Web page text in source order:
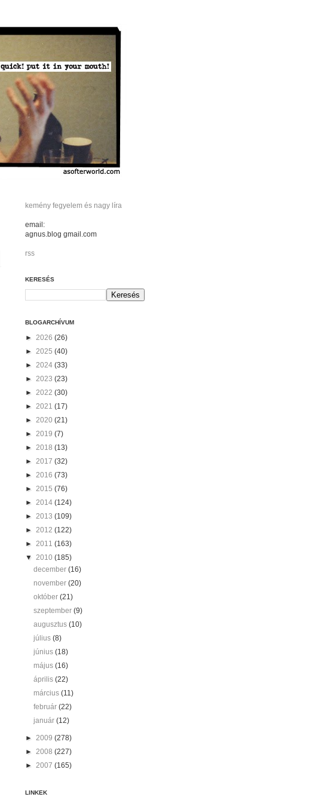
kemény fegyelem és nagy líra
email:
agnus.blog gmail.com
rss
KERESÉS
BLOGARCHÍVUM
► 2026 (26)
► 2025 (40)
► 2024 (33)
► 2023 (23)
► 2022 (30)
► 2021 (17)
► 2020 (21)
► 2019 (7)
► 2018 (13)
► 2017 (32)
► 2016 (73)
► 2015 (76)
► 2014 (124)
► 2013 (109)
► 2012 (122)
► 2011 (163)
▼ 2010 (185)
december(16)
november(20)
október(21)
szeptember(9)
augusztus(10)
július(8)
június(18)
május(16)
április(22)
március(11)
február(22)
január(12)
► 2009 (278)
► 2008 (227)
► 2007 (165)
LINKEK